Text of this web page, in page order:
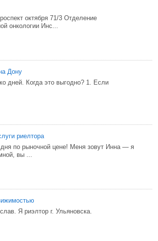
октября 71/3 Отделение
онкологии Инс...
Дону
дней. Когда это выгодно? 1. Если
риелтора
рыночной цене! Меня зовут Инна — я
вы ...
Я риэлтор г. Ульяновска.